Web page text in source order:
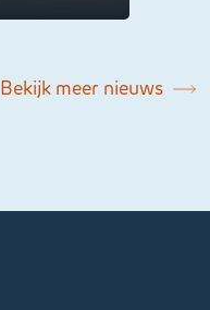
Bekijk meer nieuws